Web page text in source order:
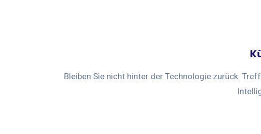
Bleiben Sie nicht hinter der Technologie zurück.